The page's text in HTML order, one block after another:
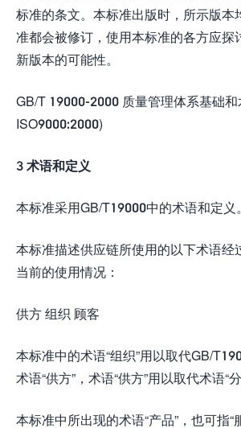
标准的条文。本标准出版时，所示版本
准都会被修订，使用本标准的各方应探
新版本的可能性。
GB/T 19000-2000 质量管理体系基础和
ISO9000:2000)
3 术语和定义
本标准采用GB/T19000中的术语和定义。
本标准描述供应链所使用的以下术语经
当前的使用情况：
供方 组织 顾客
本标准中的术语“组织”用以取代GB/
术语“供方”，术语“供方”用以取代术语“分
本标准中所出现的术语“产品”，也可指“